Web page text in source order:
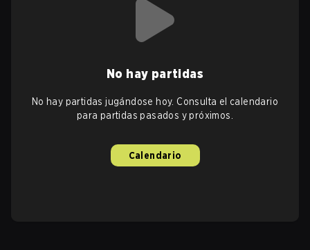
No hay partidas
No hay partidas jugándose hoy. Consulta el calendario
para partidas pasados y próximos.
Calendario